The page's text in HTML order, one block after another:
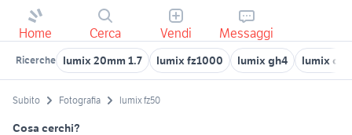
Home Cerca Vendi Messaggi
Ricerche lumix 20mm 1.7 lumix fz1000 lumix gh4 lumix
Subito Fotografia lumix fz50
Cosa cerchi?